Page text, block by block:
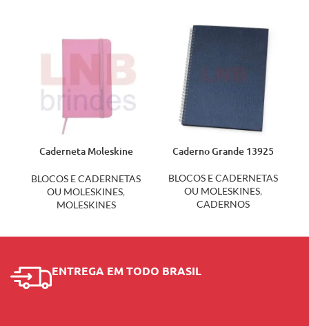
Caderneta Moleskine
BLOCOS E CADERNETAS
OU MOLESKINES,
MOLESKINES
Caderno Grande 13925
BLOCOS E CADERNETAS
OU MOLESKINES,
CADERNOS
ENTREGA EM TODO BRASIL